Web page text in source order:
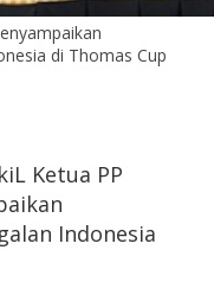
di Thomas Cup
Ketua PP
Indonesia